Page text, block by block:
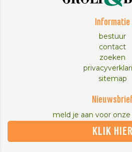
Informatie
bestuur
contact
zoeken
sitemap
meld je aan voor
KLIK HIER